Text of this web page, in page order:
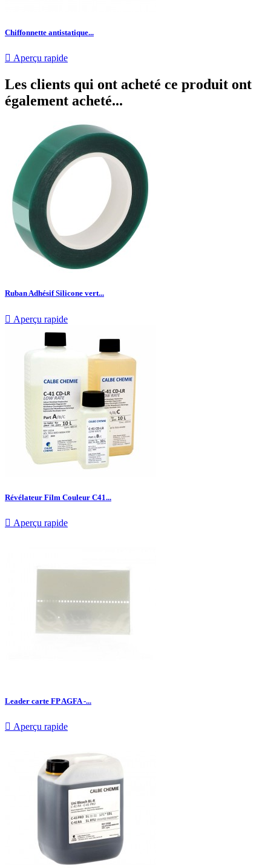
Chiffonnette antistatique...
 Aperçu rapide
Les clients qui ont acheté ce produit ont
également acheté...
Ruban Adhésif Silicone vert...
 Aperçu rapide
Révélateur Film Couleur C41...
 Aperçu rapide
Leader carte FP AGFA -...
 Aperçu rapide